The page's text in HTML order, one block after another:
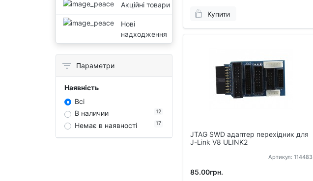
Акційні товари
Нові
надходження
Параметри
Наявність
Всі
В наличии
12
Немає в наявності 17
Купити
JTAG SWD адаптер перехідник для
J-Link V8 ULINK2
Артикул: 114483
85.00грн.